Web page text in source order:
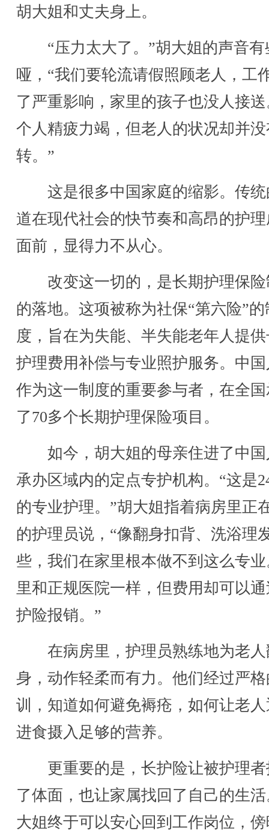
胡大姐和丈夫身上。
“压力太大了。”胡大姐的声音有
哑，“我们要轮流请假照顾老人，工
了严重影响，家里的孩子也没人接
个人精疲力竭，但老人的状况却并
转。”
这是很多中国家庭的缩影。传统
道在现代社会的快节奏和高昂的护
面前，显得力不从心。
改变这一切的，是长期护理保险
的落地。这项被称为社保“第六险”的
度，旨在为失能、半失能老年人提
护理费用补偿与专业照护服务。中
作为这一制度的重要参与者，在全
了70多个长期护理保险项目。
如今，胡大姐的母亲住进了中国
承办区域内的定点专护机构。“这是
的专业护理。”胡大姐指着病房里正
的护理员说，“像翻身扣背、洗浴理
些，我们在家里根本做不到这么专
里和正规医院一样，但费用却可以
护险报销。”
在病房里，护理员熟练地为老人
身，动作轻柔而有力。他们经过严
训，知道如何避免褥疮，如何让老
进食摄入足够的营养。
更重要的是，长护险让被护理者
了体面，也让家属找回了自己的生
大姐终于可以安心回到工作岗位，